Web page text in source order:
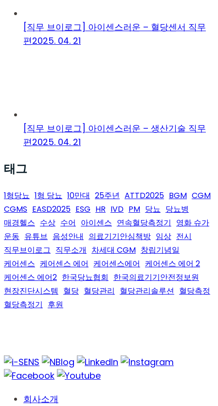
[직무 브이로그] 아이센스러운 – 혈당센서 직무
편2025. 04. 21
[직무 브이로그] 아이센스러운 – 생산기술 직무
편2025. 04. 21
태그
1형당뇨 1형 당뇨 10만대 25주년 ATTD2025 BGM CGM
CGMS EASD2025 ESG HR IVD PM 당뇨 당뇨병
매경헬스 수상 수어 아이센스 연속혈당측정기 영화 슈가
운동 유튜브 음성안내 의료기기안심책방 임상 전시
직무브이로그 직무소개 차세대 CGM 창립기념일
케어센스 케어센스 에어 케어센스에어 케어센스 에어 2
케어센스 에어2 한국당뇨협회 한국의료기기안전정보원
현장진단시스템 혈당 혈당관리 혈당관리솔루션 혈당측정
혈당측정기 후원
회사소개